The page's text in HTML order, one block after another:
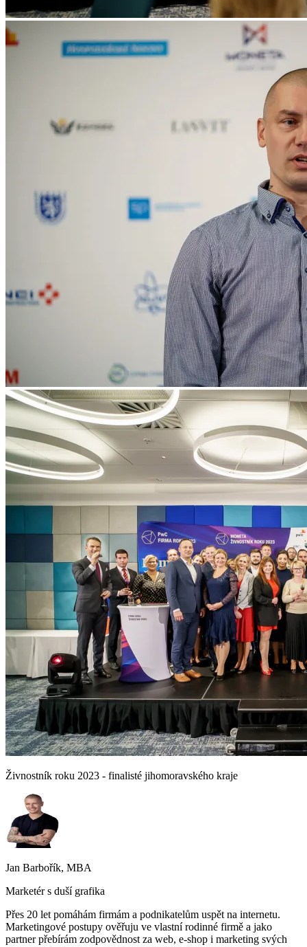
Živnostník roku 2023 - finalisté jihomoravského kraje
Jan Barbořík, MBA
Marketér s duší grafika
Přes 20 let pomáhám firmám a podnikatelům uspět na internetu.
Marketingové postupy ověřuju ve vlastní rodinné firmě a jako
partner přebírám zodpovědnost za web, e-shop i marketing svých